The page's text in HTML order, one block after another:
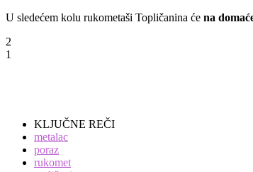
U sledećem kolu rukometaši Topličanina će na
2
1
KLJUČNE REČI
metalac
poraz
rukomet